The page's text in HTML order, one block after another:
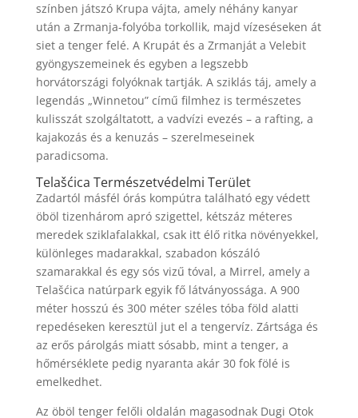
színben játszó Krupa vájta, amely néhány kanyar
után a Zrmanja-folyóba torkollik, majd vízeséseken át
siet a tenger felé. A Krupát és a Zrmanját a Velebit
gyöngyszemeinek és egyben a legszebb
horvátországi folyóknak tartják. A sziklás táj, amely a
legendás „Winnetou” című filmhez is természetes
kulisszát szolgáltatott, a vadvízi evezés – a rafting, a
kajakozás és a kenuzás – szerelmeseinek
paradicsoma.
Telašćica Természetvédelmi Terület
Zadartól másfél órás kompútra található egy védett
öböl tizenhárom apró szigettel, kétszáz méteres
meredek sziklafalakkal, csak itt élő ritka növényekkel,
különleges madarakkal, szabadon kószáló
szamarakkal és egy sós vizű tóval, a Mirrel, amely a
Telašćica natúrpark egyik fő látványossága. A 900
méter hosszú és 300 méter széles tóba föld alatti
repedéseken keresztül jut el a tengervíz. Zártsága és
az erős párolgás miatt sósabb, mint a tenger, a
hőmérséklete pedig nyaranta akár 30 fok fölé is
emelkedhet.
Az öböl tenger felőli oldalán magasodnak Dugi Otok